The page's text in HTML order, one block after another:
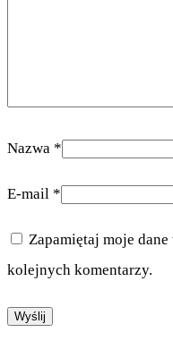
Nazwa *
E-mail *
Zapamiętaj moje
kolejnych komentarzy.